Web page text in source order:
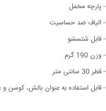
- پارچه مخمل
- الیاف ضد حساسیت
- قابل شتسشو
- وزن 190 گرم
- قطر 30 سانتی متر
- قابل استفاده به عنوان بالش، کوسن